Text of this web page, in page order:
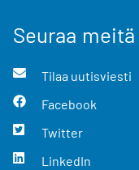
Seuraa meitä
Tilaa uutisviesti
Facebook
Twitter
LinkedIn